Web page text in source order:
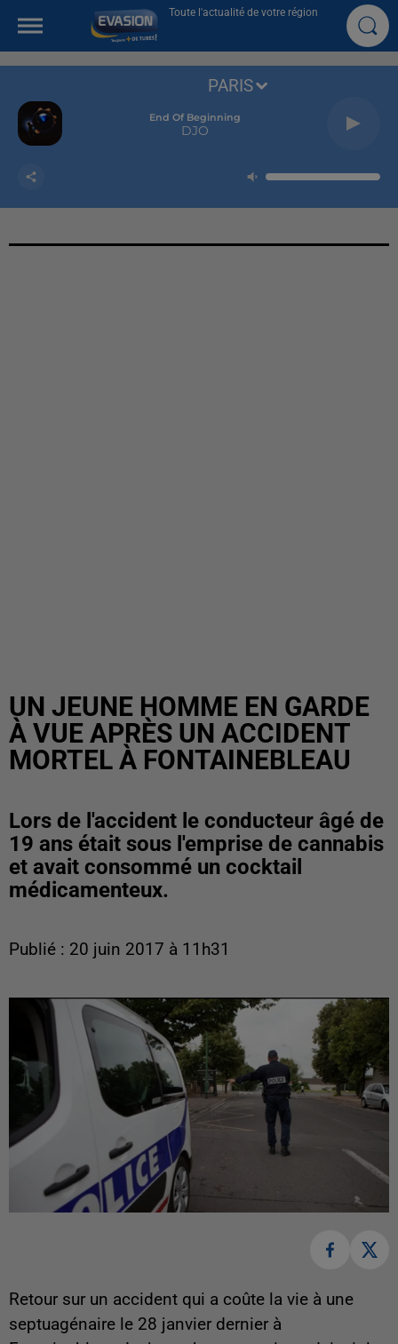
Toute l'actualité de votre région
End Of Beginning
DJO
PARIS
UN JEUNE HOMME EN GARDE
À VUE APRÈS UN ACCIDENT
MORTEL À FONTAINEBLEAU
Lors de l'accident le conducteur âgé de
19 ans était sous l'emprise de cannabis
et avait consommé un cocktail
médicamenteux.
Publié : 20 juin 2017 à 11h31
Retour sur un accident qui a coûte la vie à une
septuagénaire le 28 janvier dernier à